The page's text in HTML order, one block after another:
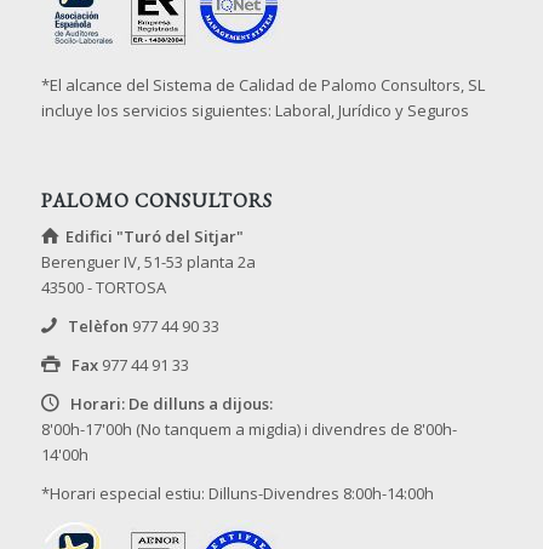
*El alcance del Sistema de Calidad de Palomo Consultors, SL
incluye los servicios siguientes: Laboral, Jurídico y Seguros
PALOMO CONSULTORS
Edifici "Turó del Sitjar"
Berenguer IV, 51-53 planta 2a
43500 - TORTOSA
Telèfon 977 44 90 33
Fax 977 44 91 33
Horari: De dilluns a dijous:
8'00h-17'00h (No tanquem a migdia) i divendres de 8'00h-
14'00h
*Horari especial estiu: Dilluns-Divendres 8:00h-14:00h